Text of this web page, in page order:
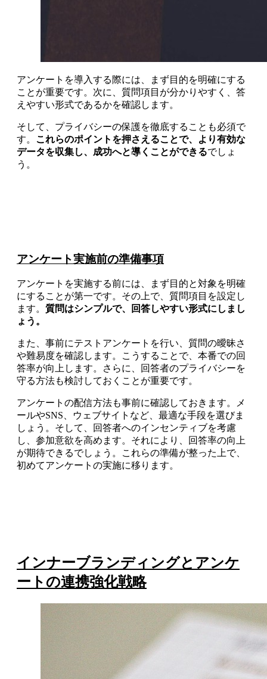
アンケートを導入する際には、まず目的を明確にする
ことが重要です。次に、質問項目が分かりやすく、答
えやすい形式であるかを確認します。
そして、プライバシーの保護を徹底することも必須で
す。 これらのポイントを押さえることで、より有効な
データを収集し、成功へと導くことができるでしょ
う。
アンケート実施前の準備事項
アンケートを実施する前には、まず目的と対象を明確
にすることが第一です。その上で、質問項目を設定し
ます。 質問はシンプルで、回答しやすい形式にしまし
ょう。
また、事前にテストアンケートを行い、質問の曖昧さ
や難易度を確認します。こうすることで、本番での回
答率が向上します。さらに、回答者のプライバシーを
守る方法も検討しておくことが重要です。
アンケートの配信方法も事前に確認しておきます。メ
ールやSNS、ウェブサイトなど、最適な手段を選びま
しょう。そして、回答者へのインセンティブを考慮
し、参加意欲を高めます。それにより、回答率の向上
が期待できるでしょう。これらの準備が整った上で、
初めてアンケートの実施に移ります。
インナーブランディングとアンケ
ートの連携強化戦略